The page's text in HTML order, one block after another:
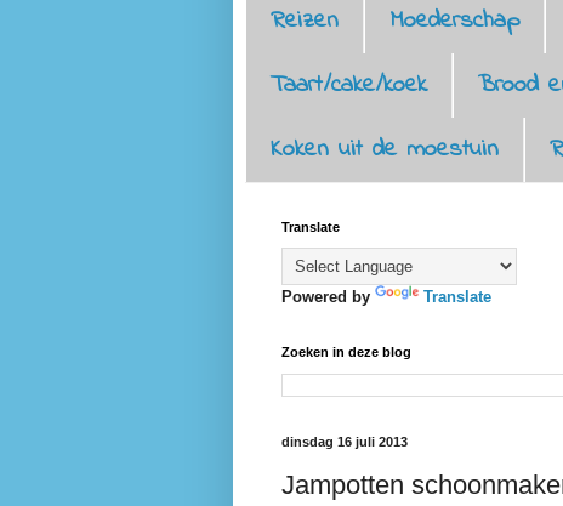
Reizen
Moederschap
Taart/cake/koek
Brood
Koken uit de moestuin
Translate
Powered by Translate
Zoeken in deze blog
dinsdag 16 juli 2013
Jampotten